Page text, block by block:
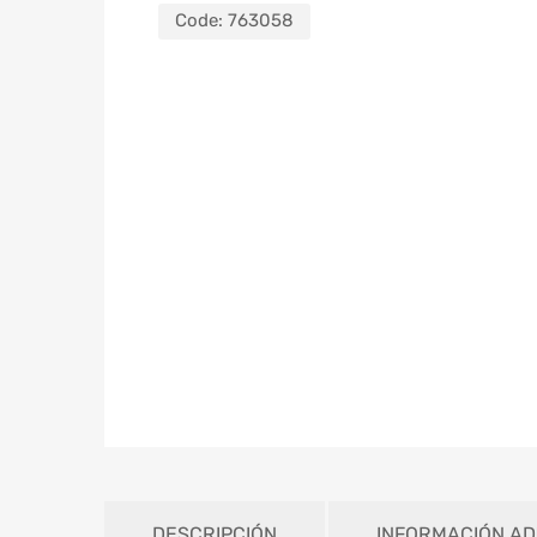
Code: 763058